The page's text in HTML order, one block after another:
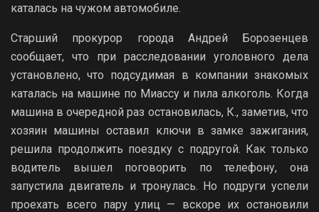
каталась на чужом автомобиле.
Старший прокурор города Андрей Борозенцев
сообщает, что при расследовании уголовного дела
установлено, что подсудимая в компании знакомых
каталась на машине по Миассу и пила алкоголь. Когда
машина в очередной раз остановилась, К., заметив, что
хозяин машины оставил ключи в замке зажигания,
решила продолжить поездку с подругой. Как только
водитель вышел поговорить по телефону, она
запустила двигатель и тронулась. Но подруги успели
проехать всего пару улиц — вскоре их остановили